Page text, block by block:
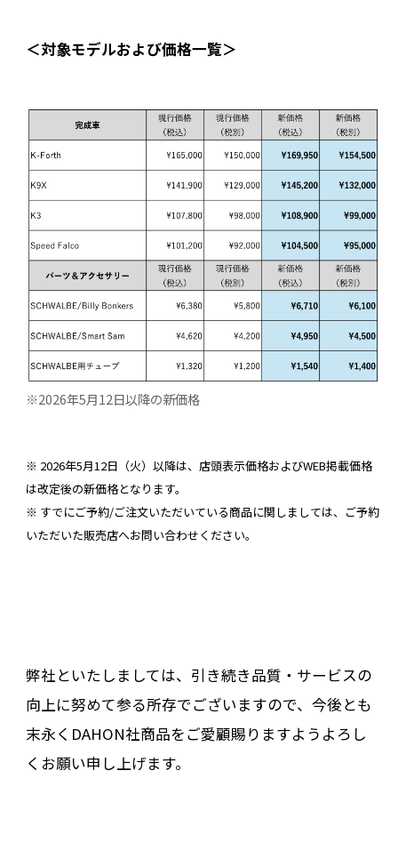
＜対象モデルおよび価格一覧＞
※2026年5月12日以降の新価格
※ 2026年5月12日（火）以降は、店頭表示価格およびWEB掲載価格
は改定後の新価格となります。
※ すでにご予約/ご注文いただいている商品に関しましては、ご予約
いただいた販売店へお問い合わせください。
弊社といたしましては、引き続き品質・サービスの
向上に努めて参る所存でございますので、今後とも
末永くDAHON社商品をご愛顧賜りますようよろし
くお願い申し上げます。